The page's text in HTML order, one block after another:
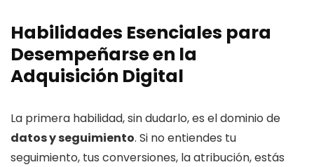
Habilidades Esenciales para
Desempeñarse en la
Adquisición Digital
La primera habilidad, sin dudarlo, es el dominio de
datos y seguimiento. Si no entiendes tu
seguimiento, tus conversiones, la atribución, estás